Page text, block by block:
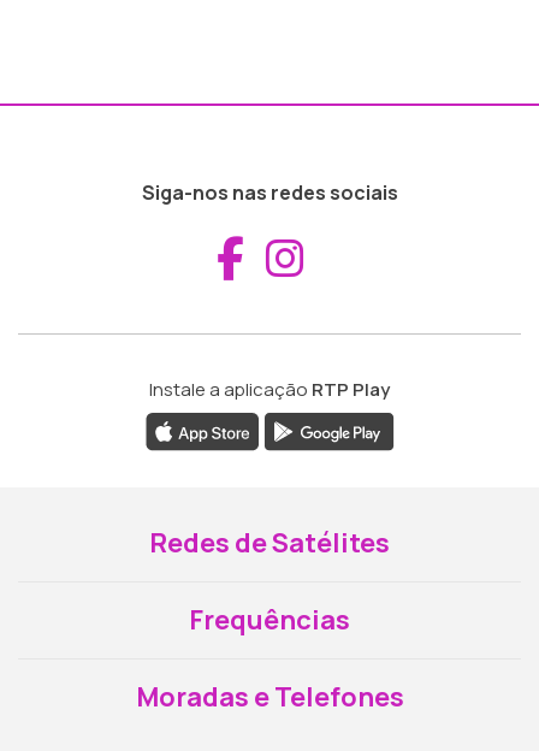
Siga-nos nas redes sociais
Aceder ao
Instale a aplicação RTP Play
Redes de Satélites
Frequências
Moradas e Telefones